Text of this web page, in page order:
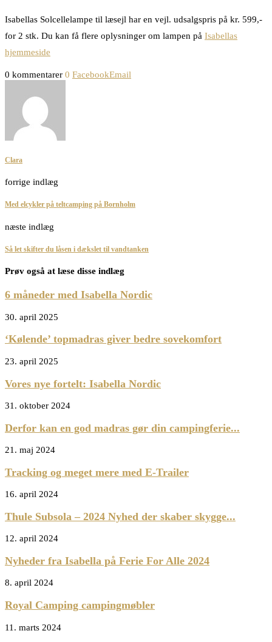
Isabellas Solcellelampe til læsejl har en vejl. udsalgspris på kr. 599,-
for 2 stk. Du kan få flere oplysninger om lampen på Isabellas
hjemmeside
0 kommentarer 0 FacebookEmail
Clara
forrige indlæg
Med elcykler på teltcamping på Bornholm
næste indlæg
Så let skifter du låsen i dækslet til vandtanken
Prøv også at læse disse indlæg
6 måneder med Isabella Nordic
30. april 2025
‘Kølende’ topmadras giver bedre sovekomfort
23. april 2025
Vores nye fortelt: Isabella Nordic
31. oktober 2024
Derfor kan en god madras gør din campingferie...
21. maj 2024
Tracking og meget mere med E-Trailer
16. april 2024
Thule Subsola – 2024 Nyhed der skaber skygge...
12. april 2024
Nyheder fra Isabella på Ferie For Alle 2024
8. april 2024
Royal Camping campingmøbler
11. marts 2024